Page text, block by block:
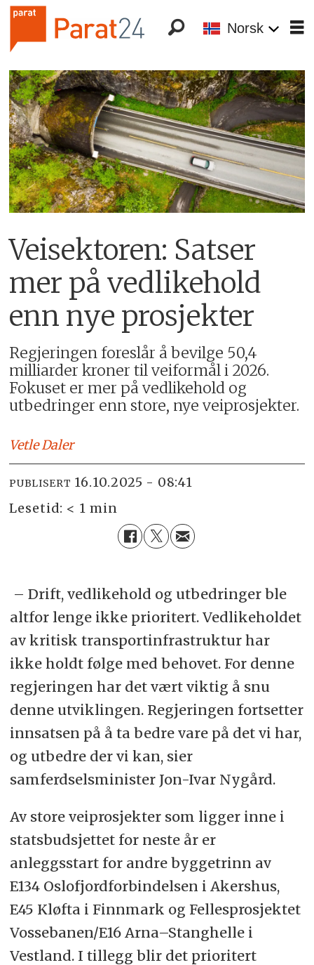
Norsk
Veisektoren: Satser
mer på vedlikehold
enn nye prosjekter
Regjeringen foreslår å bevilge 50,4
milliarder kroner til veiformål i 2026.
Fokuset er mer på vedlikehold og
utbedringer enn store, nye veiprosjekter.
VetleDaler
PUBLISERT
16.10.2025 - 08:41
Lesetid: < 1 min
– Drift, vedlikehold og utbedringer ble
altfor lenge ikke prioritert. Vedlikeholdet
av kritisk transportinfrastruktur har
ikke holdt følge med behovet. For denne
regjeringen har det vært viktig å snu
denne utviklingen. Regjeringen fortsetter
innsatsen på å ta bedre vare på det vi har,
og utbedre der vi kan, sier
samferdselsminister Jon-Ivar Nygård.
Av store veiprosjekter som ligger inne i
statsbudsjettet for neste år er
anleggsstart for andre byggetrinn av
E134 Oslofjordforbindelsen i Akershus,
E45 Kløfta i Finnmark og Fellesprosjektet
Vossebanen/E16 Arna–Stanghelle i
Vestland. I tillegg blir det prioritert